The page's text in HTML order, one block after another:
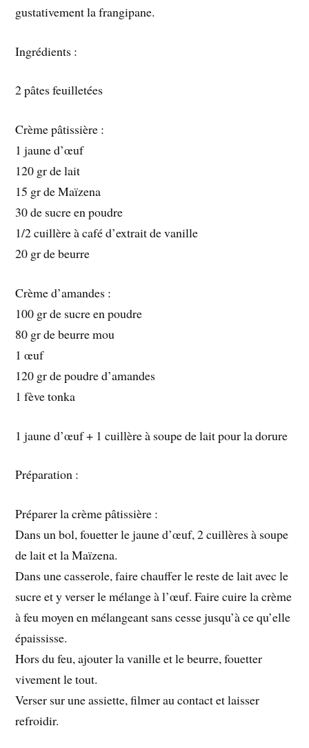
gustativement la frangipane.
Ingrédients :
2 pâtes feuilletées
Crème pâtissière :
1 jaune d’œuf
120 gr de lait
15 gr de Maïzena
30 de sucre en poudre
1/2 cuillère à café d’extrait de vanille
20 gr de beurre
Crème d’amandes :
100 gr de sucre en poudre
80 gr de beurre mou
1 œuf
120 gr de poudre d’amandes
1 fève tonka
1 jaune d’œuf + 1 cuillère à soupe de lait pour la dorure
Préparation :
Préparer la crème pâtissière :
Dans un bol, fouetter le jaune d’œuf, 2 cuillères à soupe
de lait et la Maïzena.
Dans une casserole, faire chauffer le reste de lait avec le
sucre et y verser le mélange à l’œuf. Faire cuire la crème
à feu moyen en mélangeant sans cesse jusqu’à ce qu’elle
épaississe.
Hors du feu, ajouter la vanille et le beurre, fouetter
vivement le tout.
Verser sur une assiette, filmer au contact et laisser
refroidir.